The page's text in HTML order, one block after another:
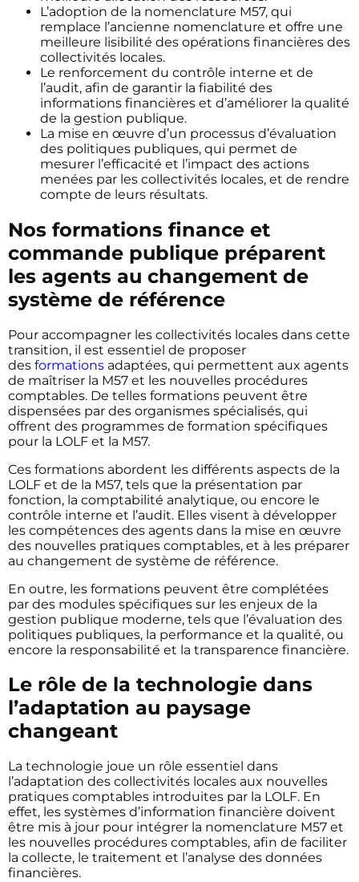
L’adoption de la nomenclature M57, qui
remplace l’ancienne nomenclature et offre une
meilleure lisibilité des opérations financières des
collectivités locales.
Le renforcement du contrôle interne et de
l’audit, afin de garantir la fiabilité des
informations financières et d’améliorer la qualité
de la gestion publique.
La mise en œuvre d’un processus d’évaluation
des politiques publiques, qui permet de
mesurer l’efficacité et l’impact des actions
menées par les collectivités locales, et de rendre
compte de leurs résultats.
Nos formations finance et
commande publique préparent
les agents au changement de
système de référence
Pour accompagner les collectivités locales dans cette
transition, il est essentiel de proposer
des formations adaptées, qui permettent aux agents
de maîtriser la M57 et les nouvelles procédures
comptables. De telles formations peuvent être
dispensées par des organismes spécialisés, qui
offrent des programmes de formation spécifiques
pour la LOLF et la M57.
Ces formations abordent les différents aspects de la
LOLF et de la M57, tels que la présentation par
fonction, la comptabilité analytique, ou encore le
contrôle interne et l’audit. Elles visent à développer
les compétences des agents dans la mise en œuvre
des nouvelles pratiques comptables, et à les préparer
au changement de système de référence.
En outre, les formations peuvent être complétées
par des modules spécifiques sur les enjeux de la
gestion publique moderne, tels que l’évaluation des
politiques publiques, la performance et la qualité, ou
encore la responsabilité et la transparence financière.
Le rôle de la technologie dans
l’adaptation au paysage
changeant
La technologie joue un rôle essentiel dans
l’adaptation des collectivités locales aux nouvelles
pratiques comptables introduites par la LOLF. En
effet, les systèmes d’information financière doivent
être mis à jour pour intégrer la nomenclature M57 et
les nouvelles procédures comptables, afin de faciliter
la collecte, le traitement et l’analyse des données
financières.